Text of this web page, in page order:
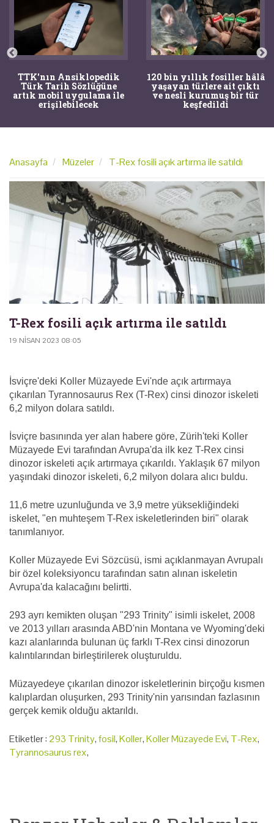
TTK'nın Ansiklopedik
Türk Tarih Sözlüğüne
artık mobil uygulama ile
erişilebilecek
120 bin yıllık fosiller hâlâ
yaşayan türlere ait çıktı
ve nesli kurumuş bir tür
keşfedildi
Anasayfa Müzeler T-Rex fosili açık artırma ile satıldı
T-Rex fosili açık artırma ile satıldı
19 NISAN 2023 08:05
İsviçre'deki Koller Müzayede Evi'nde açık artırmaya
çıkarılan Tyrannosaurus Rex (T-Rex) cinsi dinozor iskeleti
6,2 milyon dolara satıldı.
İsviçre basınında yer alan habere göre, Zürih'teki Koller
Müzayede Evi tarafından Avrupa'da ilk kez T-Rex cinsi
dinozor iskeleti açık artırmaya çıkarıldı. Yaklaşık 67 milyon
yaşındaki dinozor iskeleti, 6,2 milyon dolara alıcı buldu.
11,6 metre uzunluğunda ve 3,9 metre yüksekliğindeki
iskelet, "en muhteşem T-Rex iskeletlerinden biri" olarak
tanımlanıyor.
Koller Müzayede Evi Sözcüsü, ismi açıklanmayan Avrupalı
bir özel koleksiyoncu tarafından satın alınan iskeletin
Avrupa'da kalacağını belirtti.
293 ayrı kemikten oluşan "293 Trinity" isimli iskelet, 2008
ve 2013 yılları arasında ABD'nin Montana ve Wyoming'deki
kazı alanlarında bulunan üç farklı T-Rex cinsi dinozorun
kalıntılarından birleştirilerek oluşturuldu.
Müzayedeye çıkarılan dinozor iskeletlerinin birçoğu kısmen
kalıplardan oluşurken, 293 Trinity'nin yarısından fazlasının
gerçek kemik olduğu aktarıldı.
Etiketler :293 Trinity,fosil,Koller,Koller Müzayede Evi, T-Rex,
Tyrannosaurus rex,